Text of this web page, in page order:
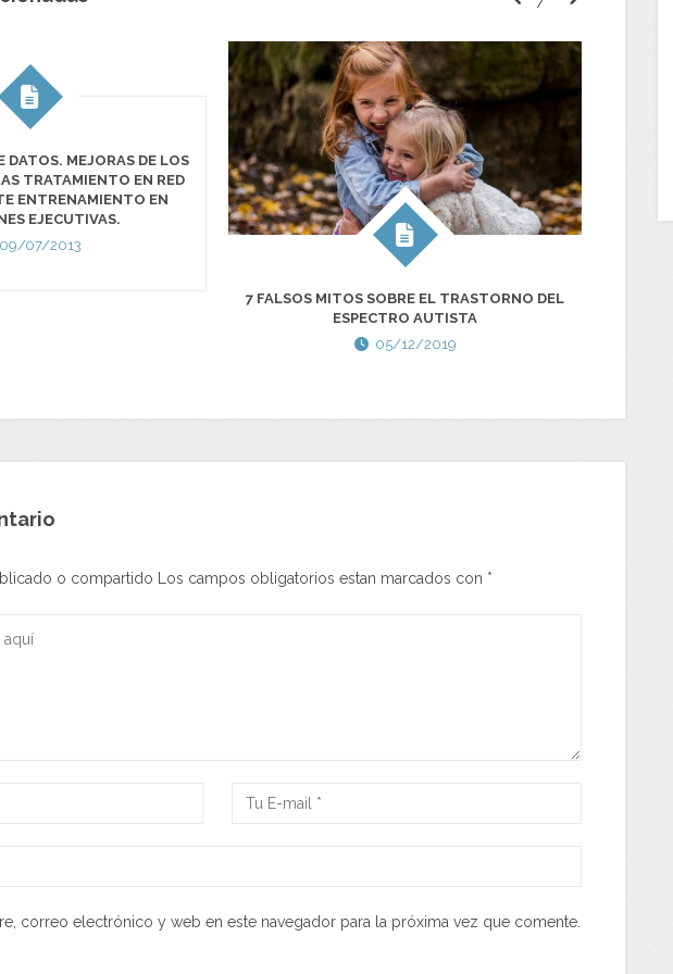
DATOS. MEJORAS DE LOS
TRATAMIENTO EN RED
ENTRENAMIENTO EN
EJECUTIVAS.
09/07/2013
7 FALSOS MITOS SOBRE EL TRASTORNO DEL
ESPECTRO AUTISTA
05/12/2019
o compartido Los campos obligatorios estan marcados con *
correo electrónico y web en este navegador para la próxima vez que comente.